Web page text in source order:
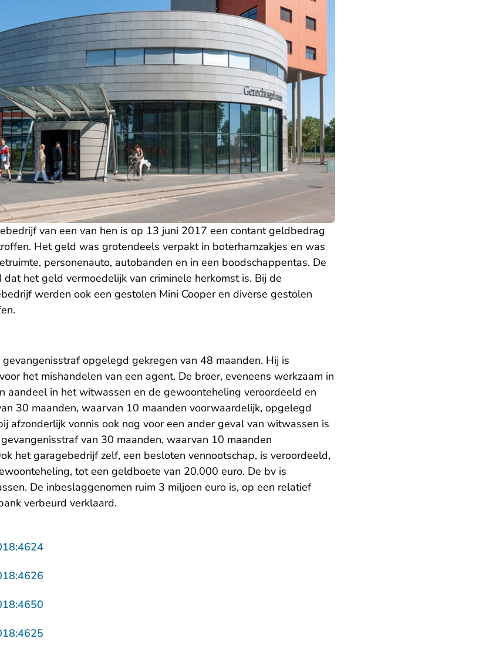
van een van hen is op 13 juni 2017 een contant geldbedrag
Het geld was grotendeels verpakt in boterhamzakjes en was
personenauto, autobanden en in een boodschappentas. De
het geld vermoedelijk van criminele herkomst is. Bij de
werden ook een gestolen Mini Cooper en diverse gestolen
opgelegd gekregen van 48 maanden. Hij is
het mishandelen van een agent. De broer, eveneens werkzaam in
aandeel in het witwassen en de gewoonteheling veroordeeld en
30 maanden, waarvan 10 maanden voorwaardelijk, opgelegd
afzonderlijk vonnis ook nog voor een ander geval van witwassen is
van 30 maanden, waarvan 10 maanden
het garagebedrijf zelf, een besloten vennootschap, is veroordeeld,
tot een geldboete van 20.000 euro. De bv is
De inbeslaggenomen ruim 3 miljoen euro is, op een relatief
verbeurd verklaard.
- U verlaat Rechtspraak.nl